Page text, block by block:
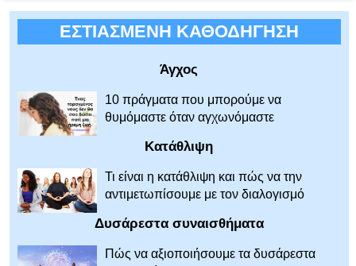
ΕΣΤΙΑΣΜΕΝΗ ΚΑΘΟΔΗΓΗΣΗ
Άγχος
10 πράγματα που μπορούμε να
θυμόμαστε όταν αγχωνόμαστε
Κατάθλιψη
Τι είναι η κατάθλιψη και πώς να την
αντιμετωπίσουμε με τον διαλογισμό
Δυσάρεστα συναισθήματα
Πώς να αξιοποιήσουμε τα δυσάρεστα